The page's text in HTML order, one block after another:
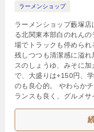
ラーメンショップ
ラーメンショップ藪塚
る北関東本部白のれん
場でトラックも停めら
残しつつも清潔感に溢
スのしょうゆ、みそに
で、大盛りは+150円、
のも良心的。 やわらか
ランスも良く、グルメサ